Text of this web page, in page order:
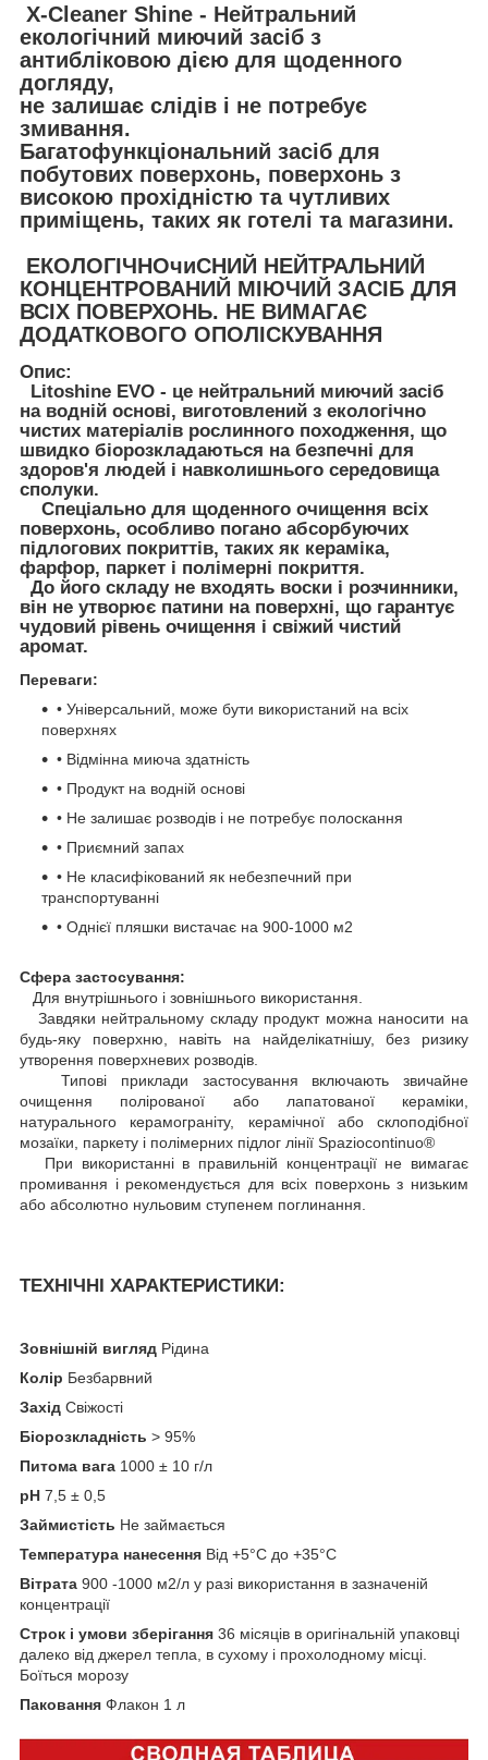
X-Cleaner Shine - Нейтральний
екологічний миючий засіб з
антибліковою дією для щоденного
догляду,
не залишає слідів і не потребує
змивання.
Багатофункціональний засіб для
побутових поверхонь, поверхонь з
високою прохідністю та чутливих
приміщень, таких як готелі та магазини.
ЕКОЛОГІЧНОчиСНИЙ НЕЙТРАЛЬНИЙ
КОНЦЕНТРОВАНИЙ МІЮЧИЙ ЗАСІБ ДЛЯ
ВСІХ ПОВЕРХОНЬ. НЕ ВИМАГАЄ
ДОДАТКОВОГО ОПОЛІСКУВАННЯ
Опис:
Litoshine EVO - це нейтральний миючий засіб
на водній основі, виготовлений з екологічно
чистих матеріалів рослинного походження, що
швидко біорозкладаються на безпечні для
здоров'я людей і навколишнього середовища
сполуки.
Спеціально для щоденного очищення всіх
поверхонь, особливо погано абсорбуючих
підлогових покриттів, таких як кераміка,
фарфор, паркет і полімерні покриття.
До його складу не входять воски і розчинники,
він не утворює патини на поверхні, що гарантує
чудовий рівень очищення і свіжий чистий
аромат.
Переваги:
• Універсальний, може бути використаний на всіх
поверхнях
• Відмінна миюча здатність
• Продукт на водній основі
• Не залишає розводів і не потребує полоскання
• Приємний запах
• Не класифікований як небезпечний при
транспортуванні
• Однієї пляшки вистачає на 900-1000 м2
Сфера застосування:
Для внутрішнього і зовнішнього використання.
Завдяки нейтральному складу продукт можна наносити на
будь-яку поверхню, навіть на найделікатнішу, без ризику
утворення поверхневих розводів.
Типові приклади застосування включають звичайне
очищення полірованої або лапатованої кераміки,
натурального керамограніту, керамічної або склоподібної
мозаїки, паркету і полімерних підлог лінії Spaziocontinuo®
При використанні в правильній концентрації не вимагає
промивання і рекомендується для всіх поверхонь з низьким
або абсолютно нульовим ступенем поглинання.
ТЕХНІЧНІ ХАРАКТЕРИСТИКИ:
Зовнішній вигляд Рідина
Колір Безбарвний
Захід Свіжості
Біорозкладність > 95%
Питома вага 1000 ± 10 г/л
pH 7,5 ± 0,5
Займистість Не займається
Температура нанесення Від +5°C до +35°C
Вітрата 900 -1000 м2/л у разі використання в зазначеній
концентрації
Строк і умови зберігання 36 місяців в оригінальній упаковці
далеко від джерел тепла, в сухому і прохолодному місці.
Боїться морозу
Паковання Флакон 1 л